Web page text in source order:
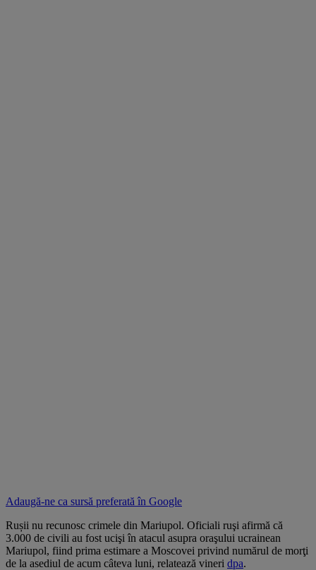
Adaugă-ne ca sursă preferată în Google
Rușii nu recunosc crimele din Mariupol. Oficiali ruşi afirmă că
3.000 de civili au fost ucişi în atacul asupra oraşului ucrainean
Mariupol, fiind prima estimare a Moscovei privind numărul de morţi
de la asediul de acum câteva luni, relatează vineri dpa.